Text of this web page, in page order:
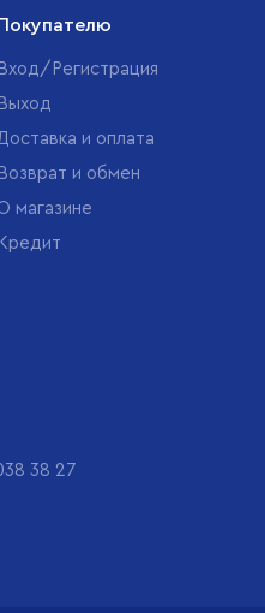
Покупателю
Вход/Регистрация
Выход
и оплата
Возврат и обмен
магазине
Кредит
38 27